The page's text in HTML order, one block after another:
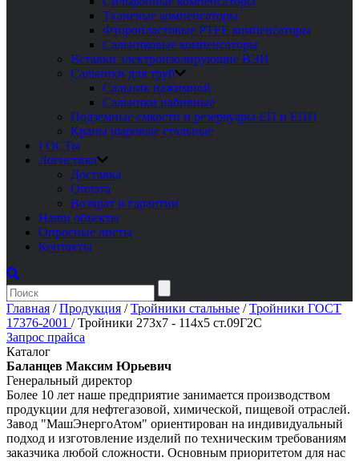
Тканевые компенсаторы
Фторопластовые PTFE компенсаторы
Сальниковые компенсаторы
Вставки электроизолирующие ВЭИ
Сальники для труб
Сальник нажимной
Сальники набивные
Подземные емкости и резервуары ЕП и ЕПП
Краны шаровые стальные
ГОСТы
Логистика
Доставка
Оплата
Возврат и гарантии
Наши объекты
Опросные листы
Контакты
Главная /Продукция /Тройники стальные /Тройники ГОСТ
17376-2001 /Тройники 273х7 - 114х5 ст.09Г2С
Запрос прайса
Каталог
Баланцев Максим Юрьевич
Генеральный директор
Более 10 лет наше предприятие занимается производством
продукции для нефтегазовой, химической, пищевой отраслей.
Завод "МашЭнергоАтом" ориентирован на индивидуальный
подход и изготовление изделий по техническим требованиям
заказчика любой сложности. Основным приоритетом для нас